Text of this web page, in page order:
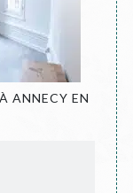
ANNECY EN